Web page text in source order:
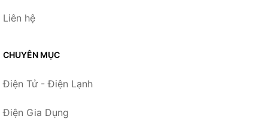
Liên hệ
CHUYÊN MỤC
Điện Tử - Điện Lạnh
Điện Gia Dụng